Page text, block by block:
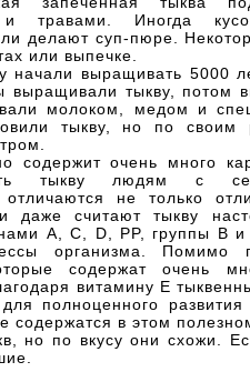
и травами. Иногда
делают суп-пюре.
или выпечке.
начали выращивать 5000
выращивали тыкву, потом
молоком, медом и
тыкву, но по своим
содержит очень много
тыкву людям с
не только
даже считают тыкву
А, С, D, PP, группы B и
организма. Помимо
содержат очень
витамину Е
полноценного развития
содержатся в этом
но по вкусу они схожи.